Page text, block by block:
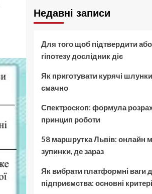
Недавні записи
Для того щоб підтвердити
гіпотезу дослідник діє
Як приготувати курячі
смачно
Спектроскоп: формула
принцип роботи
58 маршрутка Львів: онлайн
зупинки, де зараз
Як вибрати платформні ваги
підприємства: основні